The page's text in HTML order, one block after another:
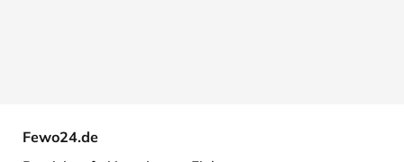
Fewo24.de